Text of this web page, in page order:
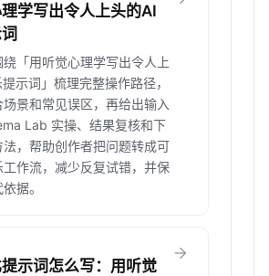
学写出令人上头的AI
「用听觉心理学写出令人上
示词」梳理完整操作路径，
景和常见误区，再给出输入
Lab 实操、结果复核和下
，帮助创作者把问题转成可
作流，减少反复试错，并保
据。
示词怎么写：用听觉
arrow_forward